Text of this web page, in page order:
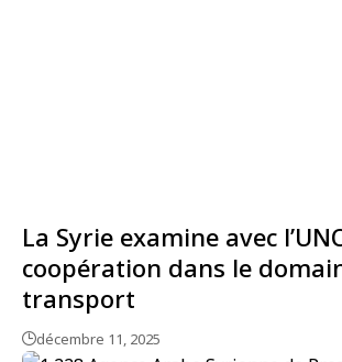
La Syrie examine avec
coopération dans le
transport
décembre 11, 2025